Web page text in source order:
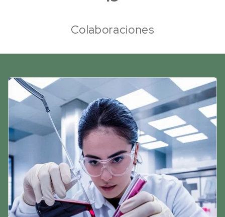
Colaboraciones